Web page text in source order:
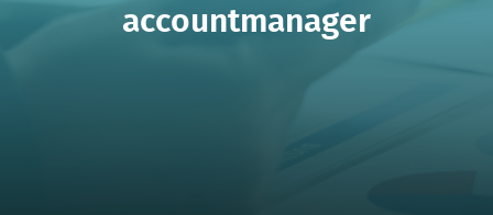
accountmanager